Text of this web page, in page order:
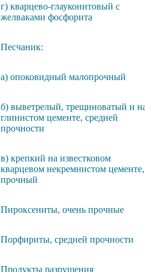
г) кварцево-глауконитовый с
желваками фосфорита
Песчаник:
а) опоковидный малопрочный
б) выветрелый, трещиноватый и
глинистом цементе, средней
прочности
в) крепкий на известковом
кварцевом некремнистом цементе,
прочный
Пироксениты, очень прочные
Порфириты, средней прочности
Продукты разрушения